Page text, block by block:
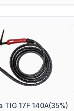
TIG 17F 140A(35%)